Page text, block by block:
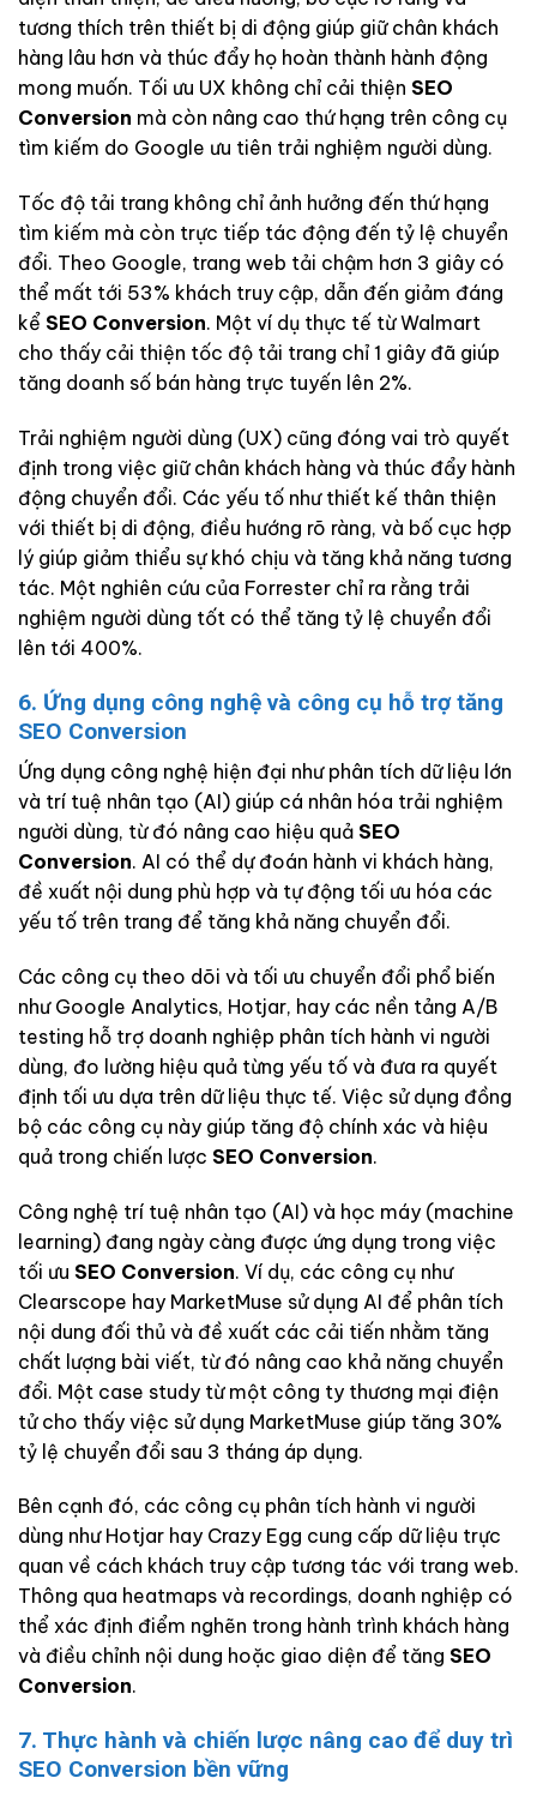
tương thích trên thiết bị di động giúp giữ chân khách
hàng lâu hơn và thúc đẩy họ hoàn thành hành động
mong muốn. Tối ưu UX không chỉ cải thiện SEO
Conversion mà còn nâng cao thứ hạng trên công cụ
tìm kiếm do Google ưu tiên trải nghiệm người dùng.
Tốc độ tải trang không chỉ ảnh hưởng đến thứ hạng
tìm kiếm mà còn trực tiếp tác động đến tỷ lệ chuyển
đổi. Theo Google, trang web tải chậm hơn 3 giây có
thể mất tới 53% khách truy cập, dẫn đến giảm đáng
kể SEO Conversion. Một ví dụ thực tế từ Walmart
cho thấy cải thiện tốc độ tải trang chỉ 1 giây đã giúp
tăng doanh số bán hàng trực tuyến lên 2%.
Trải nghiệm người dùng (UX) cũng đóng vai trò quyết
định trong việc giữ chân khách hàng và thúc đẩy hành
động chuyển đổi. Các yếu tố như thiết kế thân thiện
với thiết bị di động, điều hướng rõ ràng, và bố cục hợp
lý giúp giảm thiểu sự khó chịu và tăng khả năng tương
tác. Một nghiên cứu của Forrester chỉ ra rằng trải
nghiệm người dùng tốt có thể tăng tỷ lệ chuyển đổi
lên tới 400%.
6. Ứng dụng công nghệ và công cụ hỗ trợ tăng
SEO Conversion
Ứng dụng công nghệ hiện đại như phân tích dữ liệu lớn
và trí tuệ nhân tạo (AI) giúp cá nhân hóa trải nghiệm
người dùng, từ đó nâng cao hiệu quả SEO
Conversion. AI có thể dự đoán hành vi khách hàng,
đề xuất nội dung phù hợp và tự động tối ưu hóa các
yếu tố trên trang để tăng khả năng chuyển đổi.
Các công cụ theo dõi và tối ưu chuyển đổi phổ biến
như Google Analytics, Hotjar, hay các nền tảng A/B
testing hỗ trợ doanh nghiệp phân tích hành vi người
dùng, đo lường hiệu quả từng yếu tố và đưa ra quyết
định tối ưu dựa trên dữ liệu thực tế. Việc sử dụng đồng
bộ các công cụ này giúp tăng độ chính xác và hiệu
quả trong chiến lược SEO Conversion.
Công nghệ trí tuệ nhân tạo (AI) và học máy (machine
learning) đang ngày càng được ứng dụng trong việc
tối ưu SEO Conversion. Ví dụ, các công cụ như
Clearscope hay MarketMuse sử dụng AI để phân tích
nội dung đối thủ và đề xuất các cải tiến nhằm tăng
chất lượng bài viết, từ đó nâng cao khả năng chuyển
đổi. Một case study từ một công ty thương mại điện
tử cho thấy việc sử dụng MarketMuse giúp tăng 30%
tỷ lệ chuyển đổi sau 3 tháng áp dụng.
Bên cạnh đó, các công cụ phân tích hành vi người
dùng như Hotjar hay Crazy Egg cung cấp dữ liệu trực
quan về cách khách truy cập tương tác với trang web.
Thông qua heatmaps và recordings, doanh nghiệp có
thể xác định điểm nghẽn trong hành trình khách hàng
và điều chỉnh nội dung hoặc giao diện để tăng SEO
Conversion.
7. Thực hành và chiến lược nâng cao để duy trì
SEO Conversion bền vững